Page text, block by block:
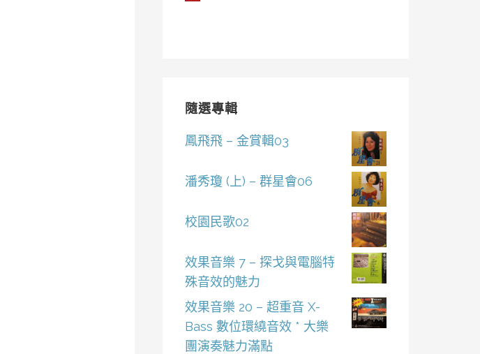
隨選專輯
鳳飛飛 – 金賞輯03
潘秀瓊 (上) – 群星會06
校園民歌02
效果音樂 7 – 探戈與電腦特
殊音效的魅力
效果音樂 20 – 超重音 X-
Bass 數位環繞音效 * 大樂
團演奏魅力滿點